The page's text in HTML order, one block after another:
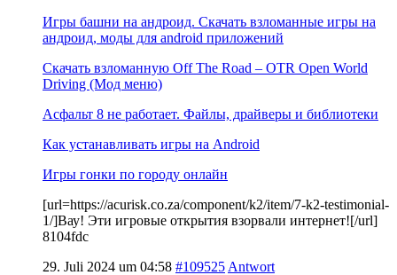
Игры башни на андроид. Скачать взломанные игры на
андроид, моды для android приложений
Скачать взломанную Off The Road – OTR Open World
Driving (Мод меню)
Асфальт 8 не работает. Файлы, драйверы и библиотеки
Как устанавливать игры на Android
Игры гонки по городу онлайн
[url=https://acurisk.co.za/component/k2/item/7-k2-testimonial-
1/]Вау! Эти игровые открытия взорвали интернет![/url]
8104fdc
29. Juli 2024 um 04:58 #109525 Antwort